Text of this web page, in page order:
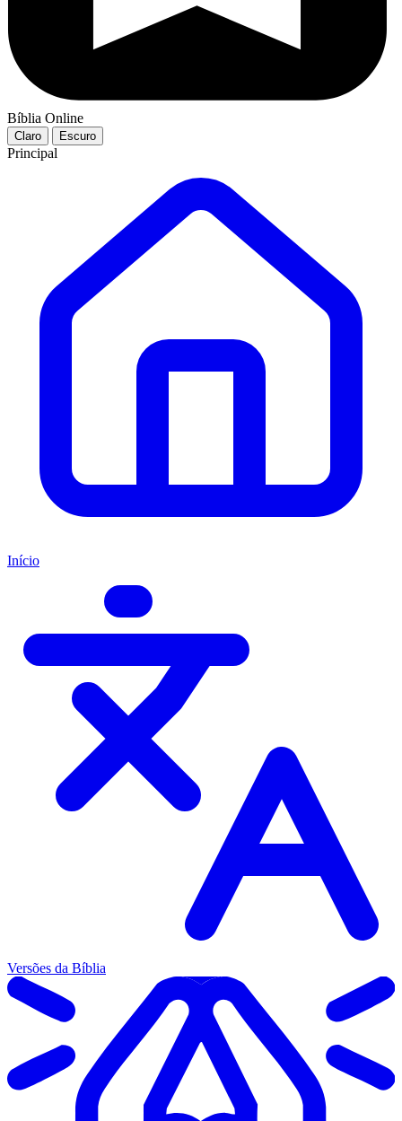
Bíblia Online
Claro Escuro
Principal
Início
Versões da Bíblia